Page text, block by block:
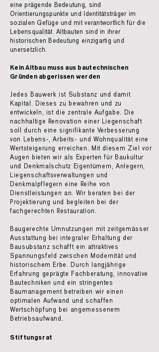
eine prägende Bedeutung, sind
Orientierungspunkte und Identitätsträger im
sozialen Gefüge und mit verantwortlich für die
Lebensqualität. Altbauten sind in ihrer
historischen Bedeutung einzigartig und
unersetzlich.
Kein Altbau muss aus bautechnischen
Gründen abgerissen werden
Jedes Bauwerk ist Substanz und damit
Kapital. Dieses zu bewahren und zu
entwickeln, ist die zentrale Aufgabe. Die
nachhaltige Renovation einer Liegenschaft
soll durch eine signifikante Verbesserung
von Lebens-, Arbeits- und Wohnqualität eine
Wertsteigerung erreichen. Mit diesem Ziel vor
Augen bieten wir als Experten für Baukultur
und Denkmalschutz Eigentümern, Anlegern,
Liegenschaftsverwaltungen und
Denkmalpflegern eine Reihe von
Dienstleistungen an. Wir beraten bei der
Projektierung und begleiten bei der
fachgerechten Restauration.
Baugerechte Umnutzungen mit zeitgemässer
Ausstattung bei integraler Erhaltung der
Bausubstanz schafft ein attraktives
Spannungsfeld zwischen Modernität und
historischem Erbe. Durch langjährige
Erfahrung geprägte Fachberatung, innovative
Bautechniken und ein stringentes
Baumanagement betreiben wir einen
optimalen Aufwand und schaffen
Wertschöpfung bei angemessenem
Betriebsaufwand.
Stiftungsrat